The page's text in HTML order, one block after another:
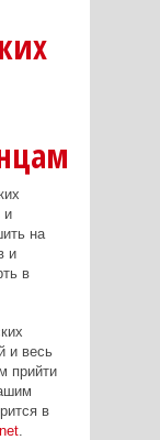
и
на
и
в
и весь
прийти
в
net.